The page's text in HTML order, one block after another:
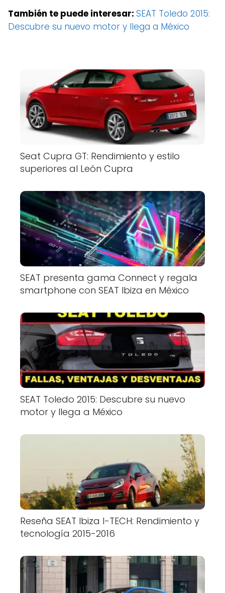
También te puede interesar: SEAT Toledo 2015:
Descubre su nuevo motor y llega a México
Seat Cupra GT: Rendimiento y estilo
superiores al León Cupra
SEAT presenta gama Connect y regala
smartphone con SEAT Ibiza en México
SEAT Toledo 2015: Descubre su nuevo
motor y llega a México
Reseña SEAT Ibiza I-TECH: Rendimiento y
tecnología 2015-2016